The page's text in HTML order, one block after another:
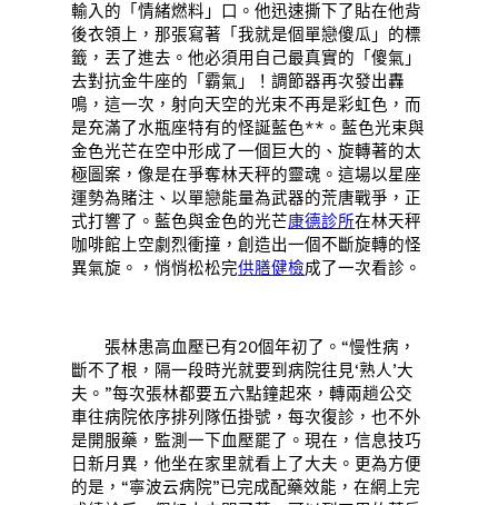
輸入的「情緒燃料」口。他迅速撕下了貼在他背
後衣領上，那張寫著「我就是個單戀傻瓜」的標
籤，丟了進去。他必須用自己最真實的「傻氣」
去對抗金牛座的「霸氣」！調節器再次發出轟
鳴，這一次，射向天空的光束不再是彩虹色，而
是充滿了水瓶座特有的怪誕藍色**。藍色光束與
金色光芒在空中形成了一個巨大的、旋轉著的太
極圖案，像是在爭奪林天秤的靈魂。這場以星座
運勢為賭注、以單戀能量為武器的荒唐戰爭，正
式打響了。藍色與金色的光芒康德診所在林天秤
咖啡館上空劇烈衝撞，創造出一個不斷旋轉的怪
異氣旋。，悄悄松松完供膳健檢成了一次看診。
張林患高血壓已有20個年初了。“慢性病，
斷不了根，隔一段時光就要到病院往見‘熟人’大
夫。”每次張林都要五六點鐘起來，轉兩趟公交
車往病院依序排列隊伍掛號，每次復診，也不外
是開服藥，監測一下血壓罷了。現在，信息技巧
日新月異，他坐在家里就看上了大夫。更為方便
的是，“寧波云病院”已完成配藥效能，在網上完